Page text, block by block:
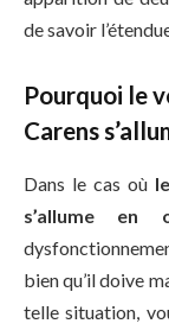
de savoir
Pourquoi le
Carens
Dans le cas où
s’allume en
bien qu’il doive
telle situation,